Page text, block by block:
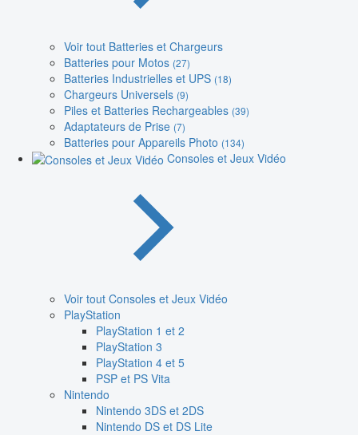
Voir tout Batteries et Chargeurs
Batteries pour Motos (27)
Batteries Industrielles et UPS (18)
Chargeurs Universels (9)
Piles et Batteries Rechargeables (39)
Adaptateurs de Prise (7)
Batteries pour Appareils Photo (134)
Consoles et Jeux Vidéo
Voir tout Consoles et Jeux Vidéo
PlayStation
PlayStation 1 et 2
PlayStation 3
PlayStation 4 et 5
PSP et PS Vita
Nintendo
Nintendo 3DS et 2DS
Nintendo DS et DS Lite